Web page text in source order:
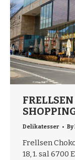
Delikatesser By
Frellsen
18, 1. sal 6700